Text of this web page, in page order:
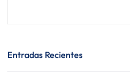
Entradas Recientes